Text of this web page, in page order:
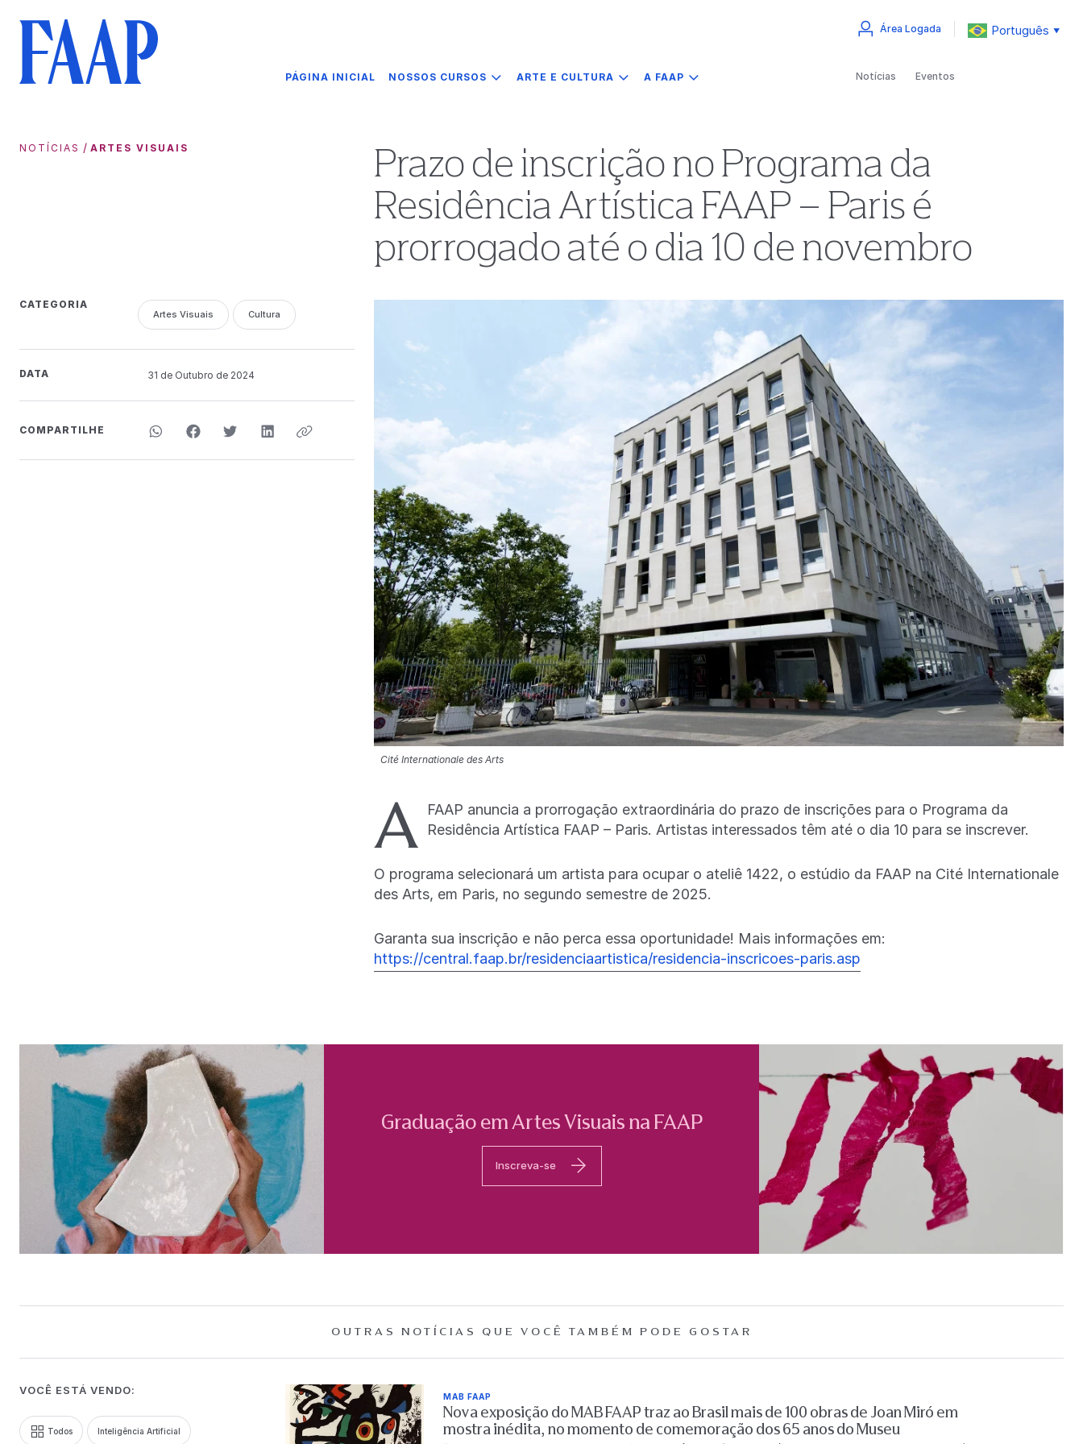
PÁGINA INICIAL NOSSOS CURSOS ARTE E CULTURA A FAAP
Área Logada Português ▼
Notícias Eventos
NOTÍCIAS / ARTES VISUAIS
Prazo de inscrição no Programa da
Residência Artística FAAP – Paris é
prorrogado até o dia 10 de novembro
CATEGORIA
Artes Visuais Cultura
DATA 31 de Outubro de 2024
COMPARTILHE
Cité Internationale des Arts
A
FAAP anuncia a prorrogação extraordinária do prazo de inscrições para o Programa da
Residência Artística FAAP – Paris. Artistas interessados têm até o dia 10 para se inscrever.
O programa selecionará um artista para ocupar o ateliê 1422, o estúdio da FAAP na Cité Internationale
des Arts, em Paris, no segundo semestre de 2025.
Garanta sua inscrição e não perca essa oportunidade! Mais informações em:
https://central.faap.br/residenciaartistica/residencia-inscricoes-paris.asp
Graduação em Artes Visuais na FAAP
Inscreva-se
OUTRAS NOTÍCIAS QUE VOCÊ TAMBÉM PODE GOSTAR
VOCÊ ESTÁ VENDO:
Todos Inteligência Artificial
MAB FAAP
Nova exposição do MAB FAAP traz ao Brasil mais de 100 obras de Joan Miró em
mostra inédita, no momento de comemoração dos 65 anos do Museu